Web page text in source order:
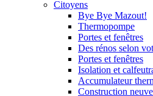
Citoyens
Bye Bye Mazout!
Thermopompe
Portes et fenêtres
Des rénos selon
Portes et fenêtres
Isolation et
Accumulateur
Construction